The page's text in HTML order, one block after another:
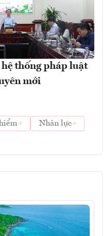
thống pháp luật
mới
Nhân lực